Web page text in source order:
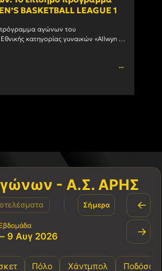
BASKETBALL LEAGUE 1
πρόγραμμα αγώνων του
κατηγορίας γυναικών «Allwyn
- Α.Σ. ΑΡΗΣ
Σήμερα ←
Εβδομάδα
9 Αυγ 2026 →
Πόλο Χάντμπολ